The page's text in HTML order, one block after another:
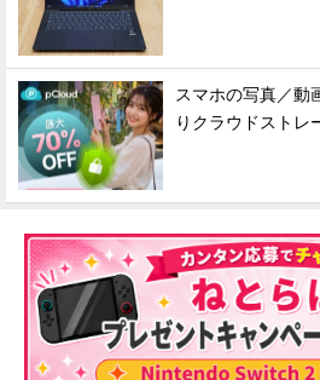
スマホの写真／動
りクラウドストレ